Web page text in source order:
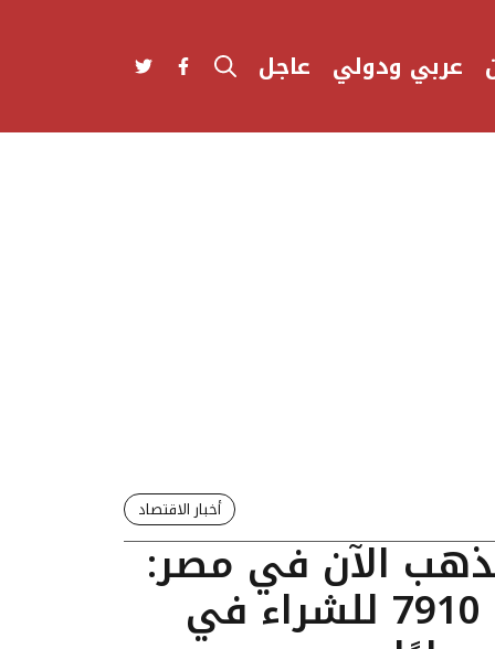
عربي ودولي عاجل
أخبار الاقتصاد
الآن في مصر:
عيار 24 يسجل 7910 للشراء في